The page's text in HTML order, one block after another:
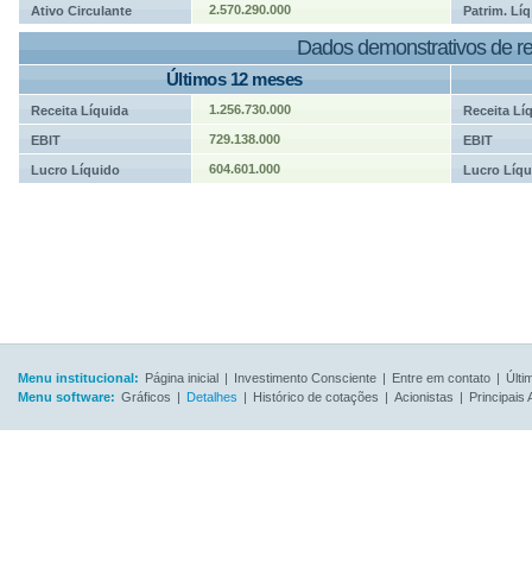
Ativo Circulante 2.570.290.000 Patrim. Líq
Dados demonstrativos de
Últimos 12 meses
Receita Líquida 1.256.730.000 Receita
EBIT 729.138.000 EBIT
Lucro Líquido 604.601.000 Lucro
Menu institucional: Página inicial | Investimento Consciente | Entre em contato |
Menu software: Gráficos | Detalhes | Histórico de cotações | Acionistas | Principais